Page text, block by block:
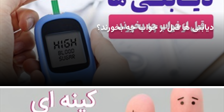
دیابتی ها قبل از خواب چه بخورند؟